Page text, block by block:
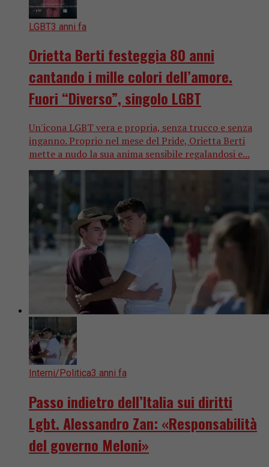
LGBT3 anni fa
Orietta Berti festeggia 80 anni
cantando i mille colori dell’amore.
Fuori “Diverso”, singolo LGBT
Un'icona LGBT vera e propria, senza trucco e senza
inganno. Proprio nel mese del Pride, Orietta Berti
mette a nudo la sua anima sensibile regalandosi e...
Interni/Politica3 anni fa
Passo indietro dell’Italia sui diritti
Lgbt. Alessandro Zan: «Responsabilità
del governo Meloni»